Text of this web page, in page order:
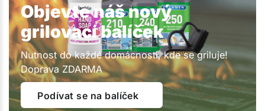
Objevte náš nový
grilovací balíček
Nutnost do každé domácnosti, kde se griluje!
Doprava ZDARMA
Podívat se na balíček